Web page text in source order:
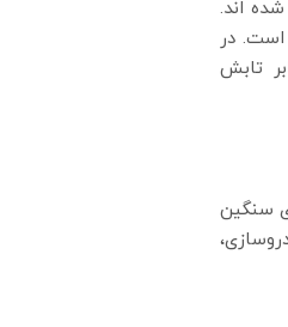
اند.
است. در
تابش
سنگین